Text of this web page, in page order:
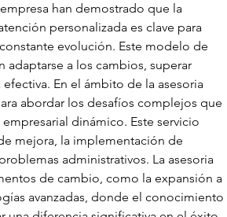
han demostrado que la
personalizada es clave para
evolución. Este modelo de
adaptarse a los cambios, superar
En el ámbito de la asesoria
abordar los desafíos complejos que
dinámico. Este servicio
mejora, la implementación de
administrativos. La asesoria
de cambio, como la expansión a
avanzadas, donde el conocimiento